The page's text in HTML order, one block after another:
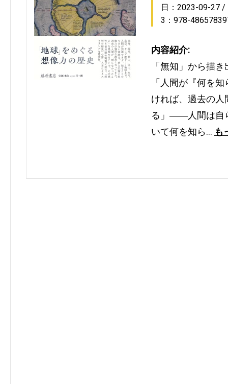
日：2023-09-27
3：978-
内容紹介:
「無知」から描
「人間が『何を
ければ、過去の
る」――人間は自
いて何を知ら… も